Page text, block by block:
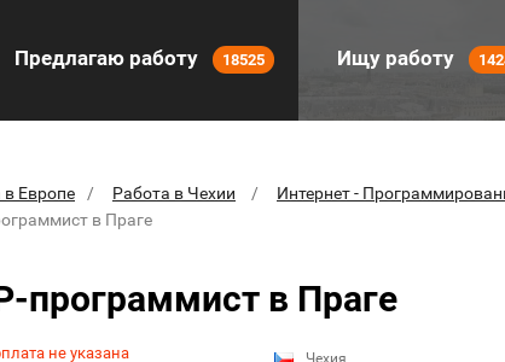
Предлагаю работу 18525 Ищу работу
в Европе Работа в Чехии Интернет -
в Праге
программист в Праге
не указана Чехия